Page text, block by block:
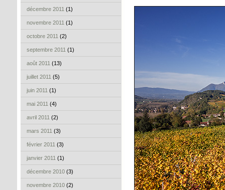
décembre 2011 (1)
novembre 2011 (1)
octobre 2011 (2)
septembre 2011 (1)
août 2011 (13)
juillet 2011 (5)
juin 2011 (1)
mai 2011 (4)
avril 2011 (2)
mars 2011 (3)
février 2011 (3)
janvier 2011 (1)
décembre 2010 (3)
novembre 2010 (2)